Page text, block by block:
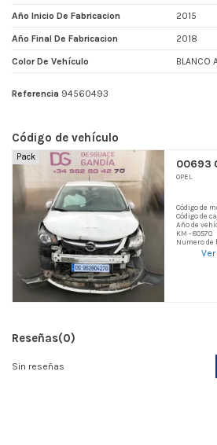
Año Inicio De Fabricacion 2015
Año Final De Fabricacion 2018
Color De Vehículo BLANCO
Referencia 94560493
Código de vehículo
Pack
00693
OPEL
Código de
Código de
Año de
KM - 80570
Numero de
Reseñas(0)
Sin reseñas